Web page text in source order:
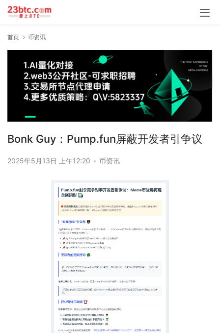
首页 币资讯
Bonk Guy：Pump.fun屏蔽开发者引争议
2025年5月13日 上午12:20 • 币资讯